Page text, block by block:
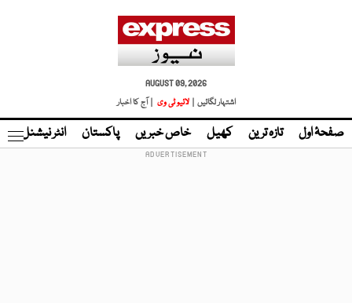
AUGUST 09, 2026
اشتہار لگائیں |
لائیو ٹی وی | آج کا اخبار
صفحۂ اول تازہ ترین کھیل خاص خبریں پاکستان انٹر نیشنل